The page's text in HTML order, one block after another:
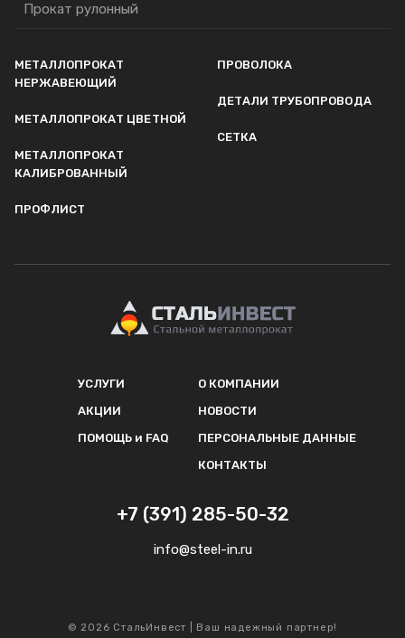
Прокат рулонный
МЕТАЛЛОПРОКАТ
НЕРЖАВЕЮЩИЙ
МЕТАЛЛОПРОКАТ ЦВЕТНОЙ
МЕТАЛЛОПРОКАТ
КАЛИБРОВАННЫЙ
ПРОФЛИСТ
ПРОВОЛОКА
ДЕТАЛИ ТРУБОПРОВОДА
СЕТКА
УСЛУГИ
АКЦИИ
ПОМОЩЬ и FAQ
О КОМПАНИИ
НОВОСТИ
ПЕРСОНАЛЬНЫЕ ДАННЫЕ
КОНТАКТЫ
+7 (391) 285-50-32
info@steel-in.ru
© 2026 СтальИнвест | Ваш надежный партнер!